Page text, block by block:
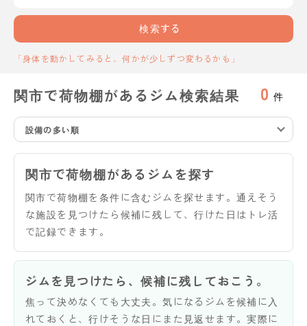
検索する
「身体を動かしてみると、何かが少しずつ変わるかも」
関市で荷物棚があるジム検索結果 0 件
設備の多い順
関市で荷物棚があるジムを探す
関市で荷物棚を条件に含むジムを探せます。通えそう
な施設を見つけたら候補に残して、行けた日はトレ活
で記録できます。
ジムを見つけたら、候補に残しておこう。
焦って決めなくても大丈夫。気になるジムを候補に入
れておくと、行けそうな日にまた見返せます。実際に